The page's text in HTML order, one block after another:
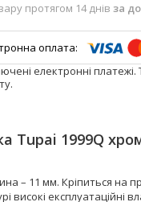
протягом 14 днів за
електронні
Tupai 1999Q
– 11 мм. Кріпиться на
експлуатаційні